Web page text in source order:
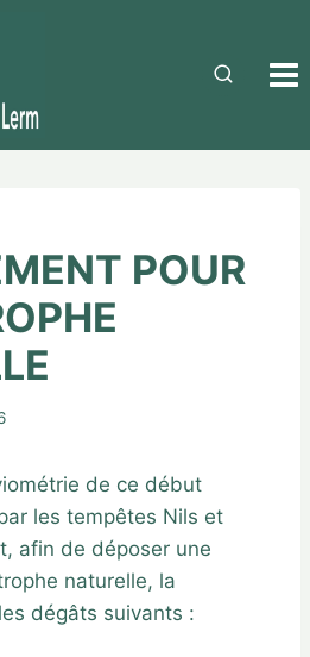
POUR
de ce début
les tempêtes Nils et
afin de déposer une
naturelle, la
dégâts suivants :